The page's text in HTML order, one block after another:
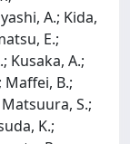
A.; Kida,
E.;
Kusaka, A.;
Maffei, B.;
S.;
K.;